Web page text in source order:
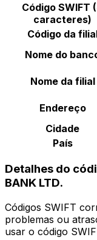
Código SWIFT
caracteres)
Código da
Nome do
Nome da filial
Endereço
Cidade
País
Detalhes do
BANK LTD.
Códigos SWIFT
problemas ou
usar o código